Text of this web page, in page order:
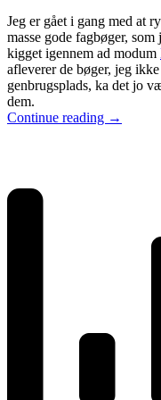
Jeg er gået i gang med at
masse gode fagbøger,
kigget igennem ad modum
afleverer de bøger, jeg
genbrugsplads, ka det jo
dem.
Continue reading →